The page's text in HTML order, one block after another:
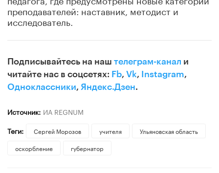
преподавателей: наставник, методист и
исследователь.
Подписывайтесь на наш телеграм-канал и
читайте нас в соцсетях: Fb, Vk, Instagram,
Одноклассники, Яндекс.Дзен.
Источник: ИА REGNUM
Теги:
Сергей Морозов учителя
Ульяновская область
оскорбление
губернатор